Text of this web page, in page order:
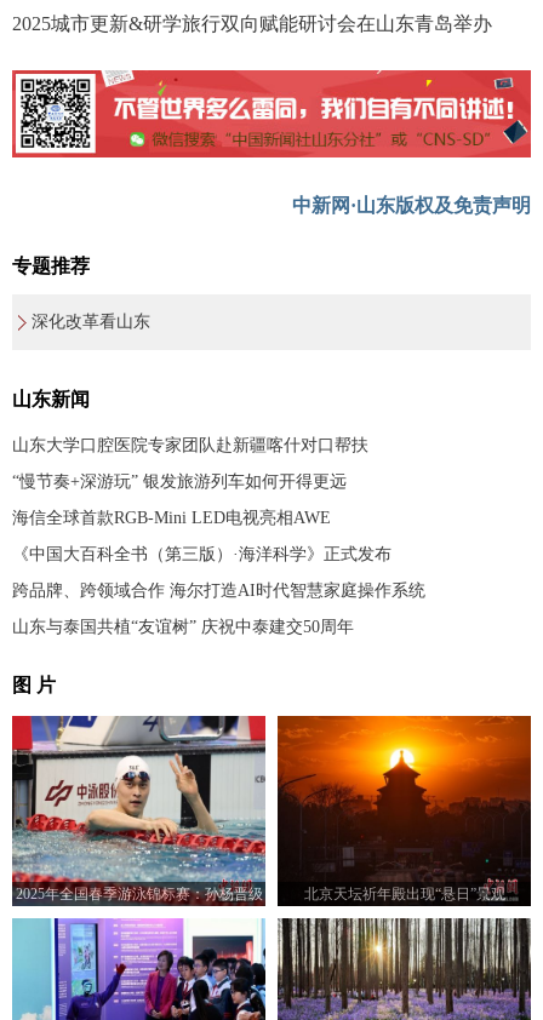
2025城市更新&研学旅行双向赋能研讨会在山东青岛举办
中新网·山东版权及免责声明
专题推荐
深化改革看山东
山东新闻
山东大学口腔医院专家团队赴新疆喀什对口帮扶
“慢节奏+深游玩” 银发旅游列车如何开得更远
海信全球首款RGB-Mini LED电视亮相AWE
《中国大百科全书（第三版）·海洋科学》正式发布
跨品牌、跨领域合作 海尔打造AI时代智慧家庭操作系统
山东与泰国共植“友谊树” 庆祝中泰建交50周年
图 片
2025年全国春季游泳锦标赛：孙杨晋级
男子400米自由泳决赛
北京天坛祈年殿出现“悬日”景观